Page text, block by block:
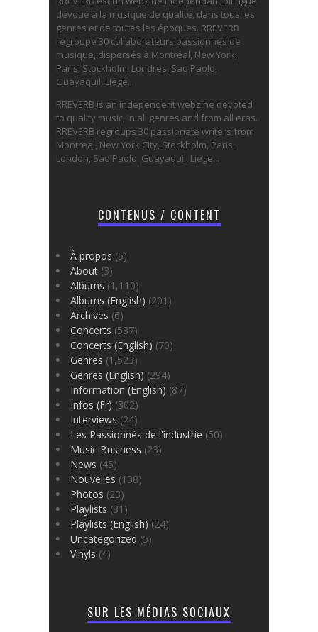
dévoué à la musique de qualité, dans tous les
genres et de toutes les époques. RREVERB
regroupe 30 collaborateurs passionnés de
musique, dispersés à Montréal, New York,
Paris, Stockholm, Londres, Sao Paolo,
Guayaquil, Liège...
RREVERB is an independent webzine devoted
to quality music, in all genres and from all eras.
RREVERB regroups 30 passionate writers from
Montreal, New York City, Stockholm, Paris,
London, Sao Paolo, Guayaquil, Liege...
CONTENUS / CONTENT
À propos (5)
About (3)
Albums (1,110)
Albums (English) (201)
Archives (6)
Concerts (537)
Concerts (English) (70)
Genres (1,523)
Genres (English) (294)
Information (English) (87)
Infos (Fr) (302)
Interviews (24)
Les Passionnés de l'industrie (50)
Music Business (23)
News (45)
Nouvelles (138)
Photos (23)
Playlists (81)
Playlists (English) (24)
Uncategorized (5)
Vinyls (4)
SUR LES MÉDIAS SOCIAUX